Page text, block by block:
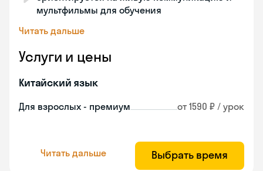
мультфильмы для обучения
Читать дальше
Услуги и цены
Китайский язык
Для взрослых - премиум от 1590 ₽ / урок
Читать дальше Выбрать время